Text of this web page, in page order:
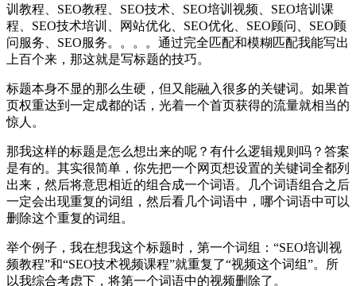
训教程、SEO教程、SEO技术、SEO培训视频、SEO培训课
程、SEO技术培训、网站优化、SEO优化、SEO顾问、SEO顾
问服务、SEO服务。。。。通过完全匹配和模糊匹配我能写出
上百个来，那这就是写标题的技巧。
标题本身不显的那么生硬，但又能融入很多的关键词。如果首
页权重达到一定成都的话，光着一个首页获得的流量就相当的
惊人。
那我这样的标题是怎么想出来的呢？有什么逻辑规则吗？答案
是有的。其实很简单，你先把一个网页想设置的关键词全都列
出来，然后将意思相近的组合成一个词语。几个词语组合之后
一定会出现重复的词组，然后看几个词语中，哪个词语中可以
删除这个重复的词组。
举个例子，我在想我这个标题时，第一个词组：“SEO培训视
频教程”和“SEO技术视频课程”就重复了“视频这个词组”。所
以我综合考虑下，将第一个词语中的视频删除了。